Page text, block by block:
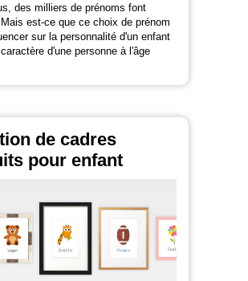
des milliers de prénoms font
est-ce que ce choix de prénom
sur la personnalité d'un enfant
d'une personne à l'âge
de cadres
pour enfant